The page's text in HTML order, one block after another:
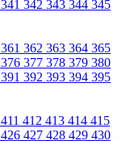
341 342 343 344 345
361 362 363 364 365
376 377 378 379 380
391 392 393 394 395
411 412 413 414 415
426 427 428 429 430